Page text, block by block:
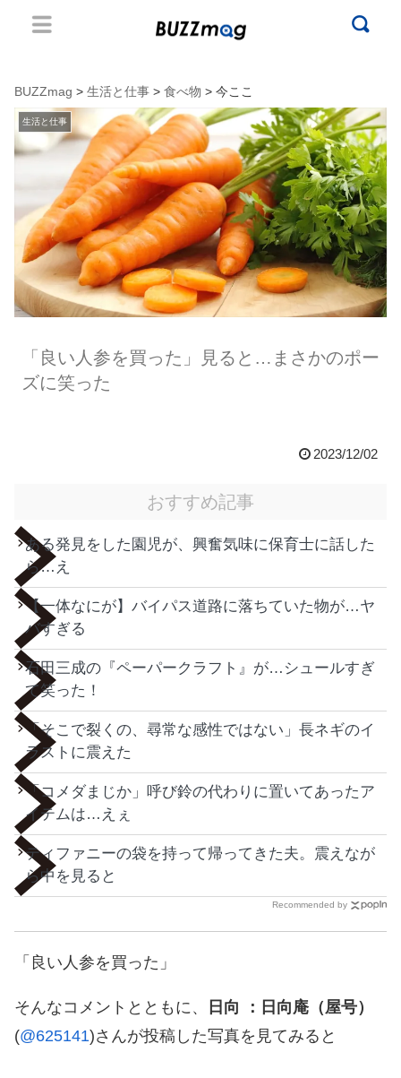
BUZZmag > 生活と仕事 > 食べ物 > 今ここ
生活と仕事
「良い人参を買った」見ると…まさかのポー
ズに笑った
2023/12/02
おすすめ記事
ある発見をした園児が、興奮気味に保育士に話した
ら…え
【一体なにが】バイパス道路に落ちていた物が…ヤ
バすぎる
石田三成の『ペーパークラフト』が…シュールすぎ
て笑った！
「そこで裂くの、尋常な感性ではない」長ネギのイ
ラストに震えた
「コメダまじか」呼び鈴の代わりに置いてあったア
イテムは…えぇ
ティファニーの袋を持って帰ってきた夫。震えなが
ら中を見ると
Recommended by
「良い人参を買った」
そんなコメントとともに、
日向 ：日向庵（屋号）
(@625141)さんが投稿した写真を見てみると